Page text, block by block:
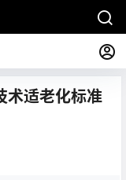
术适老化标准